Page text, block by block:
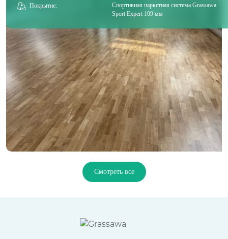
Покрытие:
Спортивная паркетная система Grassawa
Sport Expert 109 мм
Смотреть все